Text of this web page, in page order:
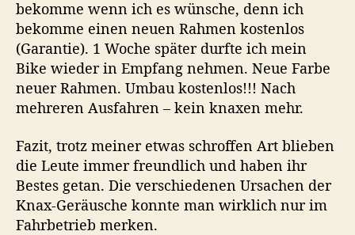
bekomme wenn ich es wünsche, denn ich
bekomme einen neuen Rahmen kostenlos
(Garantie). 1 Woche später durfte ich mein
Bike wieder in Empfang nehmen. Neue Farbe
neuer Rahmen. Umbau kostenlos!!! Nach
mehreren Ausfahren – kein knaxen mehr.
Fazit, trotz meiner etwas schroffen Art blieben
die Leute immer freundlich und haben ihr
Bestes getan. Die verschiedenen Ursachen der
Knax-Geräusche konnte man wirklich nur im
Fahrbetrieb merken.